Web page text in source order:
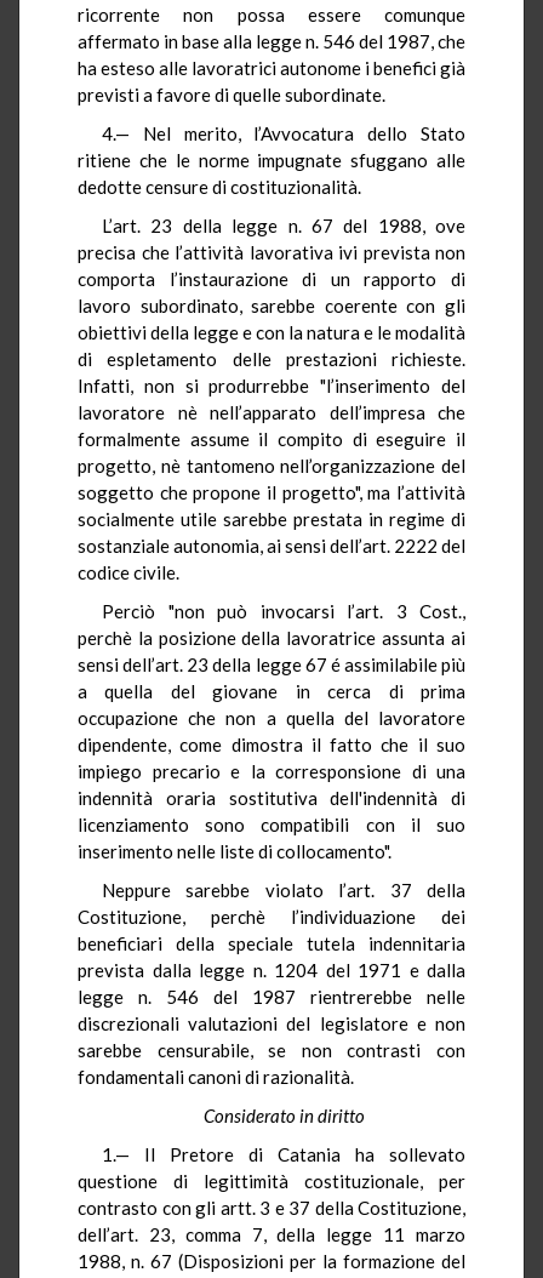
ricorrente non possa essere comunque
affermato in base alla legge n. 546 del 1987, che
ha esteso alle lavoratrici autonome i benefici già
previsti a favore di quelle subordinate.
4.— Nel merito, l’Avvocatura dello Stato
ritiene che le norme impugnate sfuggano alle
dedotte censure di costituzionalità.
L’art. 23 della legge n. 67 del 1988, ove
precisa che l’attività lavorativa ivi prevista non
comporta l’instaurazione di un rapporto di
lavoro subordinato, sarebbe coerente con gli
obiettivi della legge e con la natura e le modalità
di espletamento delle prestazioni richieste.
Infatti, non si produrrebbe "l’inserimento del
lavoratore nè nell’apparato dell’impresa che
formalmente assume il compito di eseguire il
progetto, nè tantomeno nell’organizzazione del
soggetto che propone il progetto", ma l’attività
socialmente utile sarebbe prestata in regime di
sostanziale autonomia, ai sensi dell’art. 2222 del
codice civile.
Perciò "non può invocarsi l’art. 3 Cost.,
perchè la posizione della lavoratrice assunta ai
sensi dell’art. 23 della legge 67 é assimilabile più
a quella del giovane in cerca di prima
occupazione che non a quella del lavoratore
dipendente, come dimostra il fatto che il suo
impiego precario e la corresponsione di una
indennità oraria sostitutiva dell'indennità di
licenziamento sono compatibili con il suo
inserimento nelle liste di collocamento".
Neppure sarebbe violato l’art. 37 della
Costituzione, perchè l’individuazione dei
beneficiari della speciale tutela indennitaria
prevista dalla legge n. 1204 del 1971 e dalla
legge n. 546 del 1987 rientrerebbe nelle
discrezionali valutazioni del legislatore e non
sarebbe censurabile, se non contrasti con
fondamentali canoni di razionalità.
Considerato in diritto
1.— Il Pretore di Catania ha sollevato
questione di legittimità costituzionale, per
contrasto con gli artt. 3 e 37 della Costituzione,
dell’art. 23, comma 7, della legge 11 marzo
1988, n. 67 (Disposizioni per la formazione del